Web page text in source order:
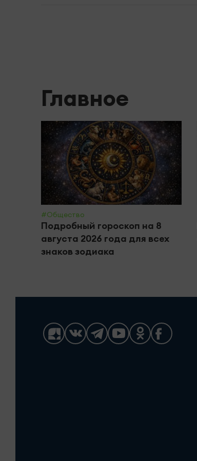
Главное
#Общество
Подробный гороскоп на 8
августа 2026 года для всех
знаков зодиака